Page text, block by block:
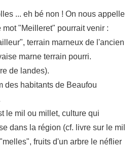
... eh bé non ! On nous appelle
"Meilleret" pourrait venir :
terrain marneux de l'ancien
marne terrain pourri.
de landes).
des habitants de Beaufou
le mil ou millet, culture qui
dans la région (cf. livre sur le mil
fruits d'un arbre le néflier